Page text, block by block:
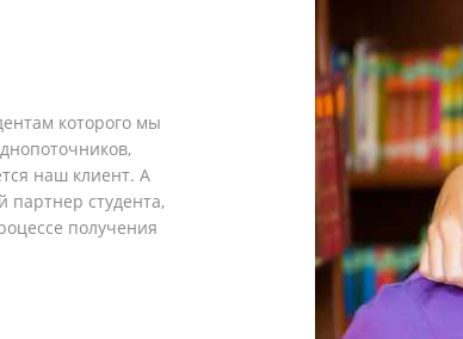
которого мы
наш клиент. А
партнер студента,
получения